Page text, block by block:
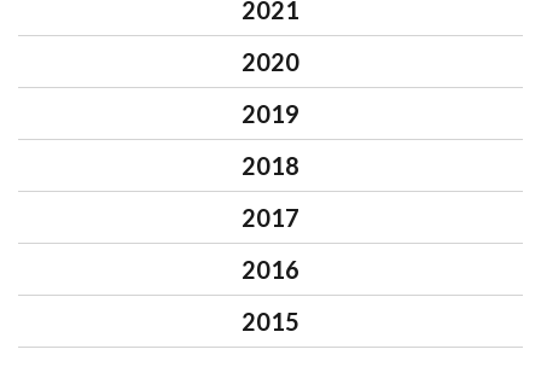
2021
2020
2019
2018
2017
2016
2015